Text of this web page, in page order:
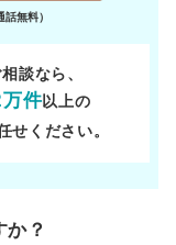
無料）
談なら、
件以上の
せください。
？